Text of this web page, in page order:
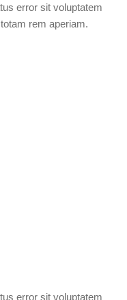
error sit voluptatem
rem aperiam.
error sit voluptatem